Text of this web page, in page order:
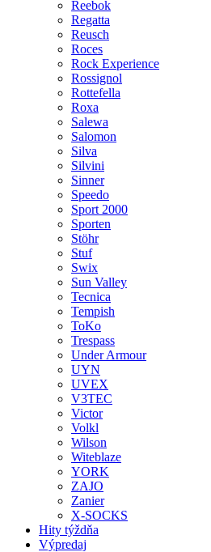
Reebok
Regatta
Reusch
Roces
Rock Experience
Rossignol
Rottefella
Roxa
Salewa
Salomon
Silva
Silvini
Sinner
Speedo
Sport 2000
Sporten
Stöhr
Stuf
Swix
Sun Valley
Tecnica
Tempish
ToKo
Trespass
Under Armour
UYN
UVEX
V3TEC
Victor
Volkl
Wilson
Witeblaze
YORK
ZAJO
Zanier
X-SOCKS
Hity týždňa
Výpredaj